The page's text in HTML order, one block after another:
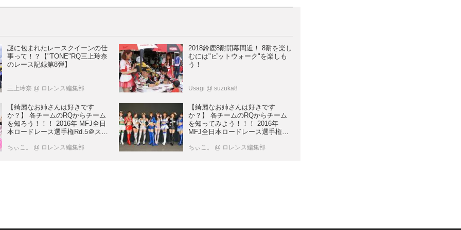
謎に包まれたレースクイーンの仕
事って！？【"TONE"RQ三上玲奈
のレース記録第8弾】
三上玲奈 @ ロレンス編集部
2018鈴鹿8耐開幕間近！ 8耐を楽し
むには"ピットウォーク"を楽しも
う！
Usagi @ suzuka8
【綺麗なお姉さんは好きです
か？】 各チームのRQからチーム
を知ろう！！！ 2016年 MFJ全日
本ロードレース選手権Rd.5＠スポ
ちぃこ。 @ ロレンス編集部
【綺麗なお姉さんは好きです
か？】 各チームのRQからチーム
を知ってみよう！！！ 2016年
MFJ全日本ロードレース選手権
ちぃこ。 @ ロレンス編集部